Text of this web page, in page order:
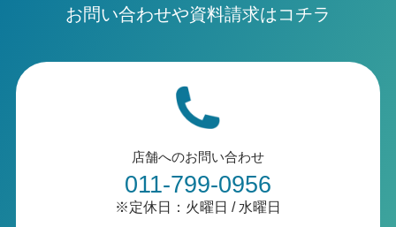
お問い合わせや資料請求はコチラ
店舗へのお問い合わせ
011-799-0956
※定休日：火曜日 / 水曜日